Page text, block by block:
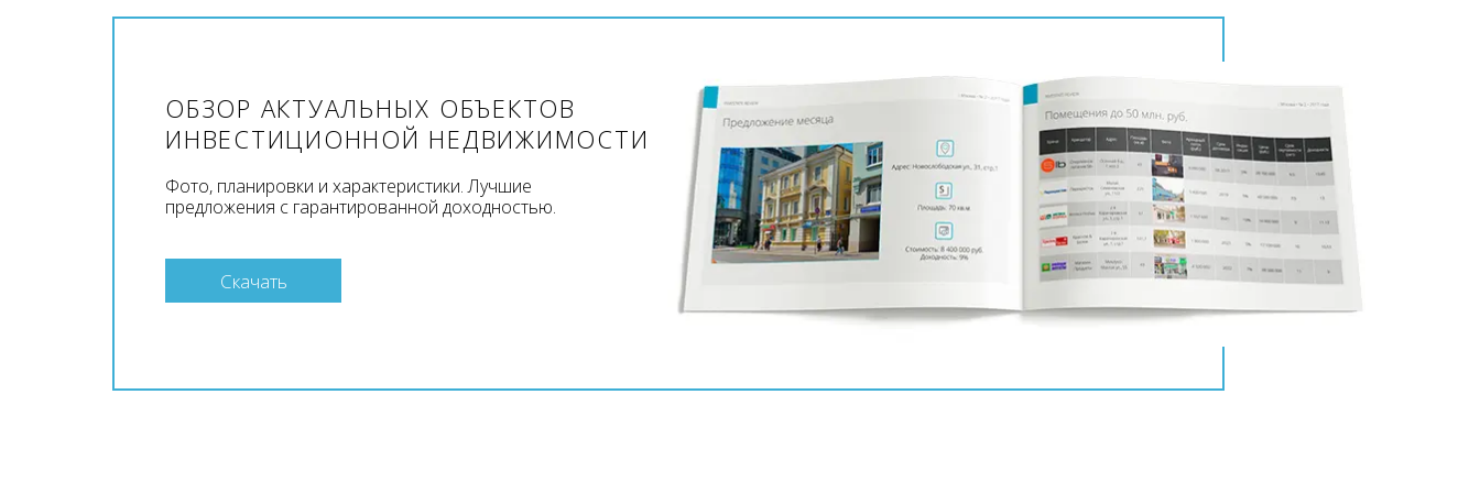
ОБЗОР АКТУАЛЬНЫХ ОБЪЕКТОВ
ИНВЕСТИЦИОННОЙ НЕДВИЖИМОСТИ
Фото, планировки и характеристики. Лучшие
предложения с гарантированной доходностью.
Скачать